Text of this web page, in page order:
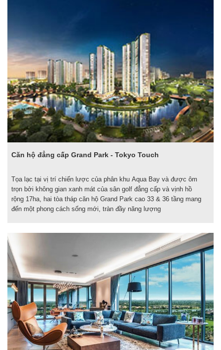
Căn hộ đẳng cấp Grand Park - Tokyo Touch
Tọa lạc tại vị trí chiến lược của phân khu Aqua Bay và được ôm
trọn bởi không gian xanh mát của sân golf đẳng cấp và vịnh hồ
rộng 17ha, hai tòa tháp căn hộ Grand Park cao 33 & 36 tầng mang
đến một phong cách sống mới, tràn đầy năng lượng